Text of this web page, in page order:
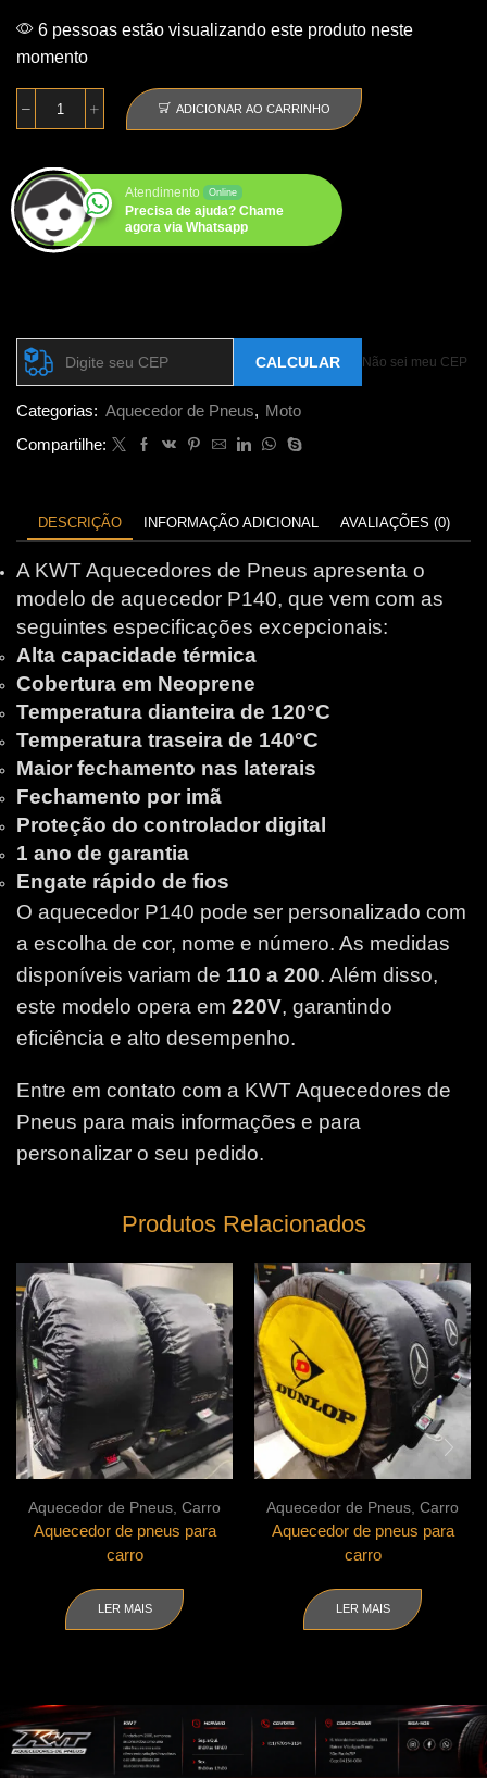
6 pessoas estão visualizando este produto neste
momento
Aquecedor
para
moto
modelo
P140
ADICIONAR AO CARRINHO
Atendimento Online
Precisa de ajuda? Chame
agora via Whatsapp
CALCULAR Não sei meu CEP
Categorias: Aquecedor de Pneus, Moto
Compartilhe:
DESCRIÇÃO INFORMAÇÃO ADICIONAL AVALIAÇÕES (0)
A KWT Aquecedores de Pneus apresenta o
modelo de aquecedor P140, que vem com as
seguintes especificações excepcionais:
Alta capacidade térmica
Cobertura em Neoprene
Temperatura dianteira de 120°C
Temperatura traseira de 140°C
Maior fechamento nas laterais
Fechamento por imã
Proteção do controlador digital
1 ano de garantia
Engate rápido de fios
O aquecedor P140 pode ser personalizado com
a escolha de cor, nome e número. As medidas
disponíveis variam de 110 a 200. Além disso,
este modelo opera em 220V, garantindo
eficiência e alto desempenho.
Entre em contato com a KWT Aquecedores de
Pneus para mais informações e para
personalizar o seu pedido.
Produtos Relacionados
Aquecedor de Pneus Carro
Aquecedor de pneus para
carro
LER MAIS
Aquecedor de Pneus Carro
Aquecedor de pneus para
carro
LER MAIS